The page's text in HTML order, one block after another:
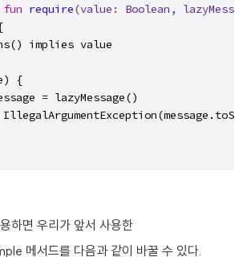
fun require(value: Boolean ,
implies value
{
= lazyMessage()
하면 우리가 앞서 사용한
메서드를 다음과 같이 바꿀 수 있다.